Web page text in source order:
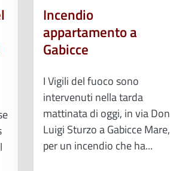
Incendio
appartamento a
Gabicce
I Vigili del fuoco sono
intervenuti nella tarda
mattinata di oggi, in via Don
Luigi Sturzo a Gabicce Mare,
per un incendio che ha...